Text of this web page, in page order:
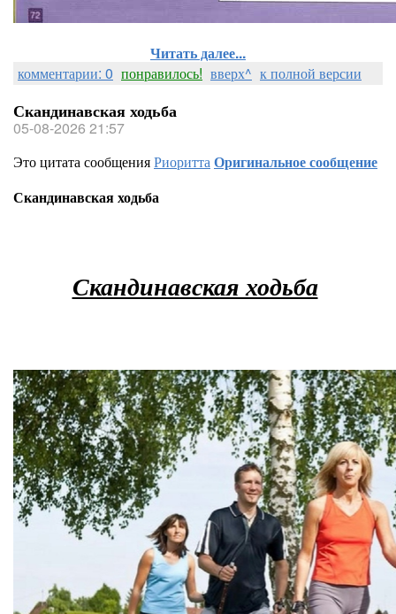
Читать далее...
комментарии: 0 понравилось! вверх^ к полной версии
Скандинавская ходьба
05-08-2026 21:57
Это цитата сообщенияРиориттаОригинальное сообщение
Скандинавская ходьба
Скандинавская ходьба